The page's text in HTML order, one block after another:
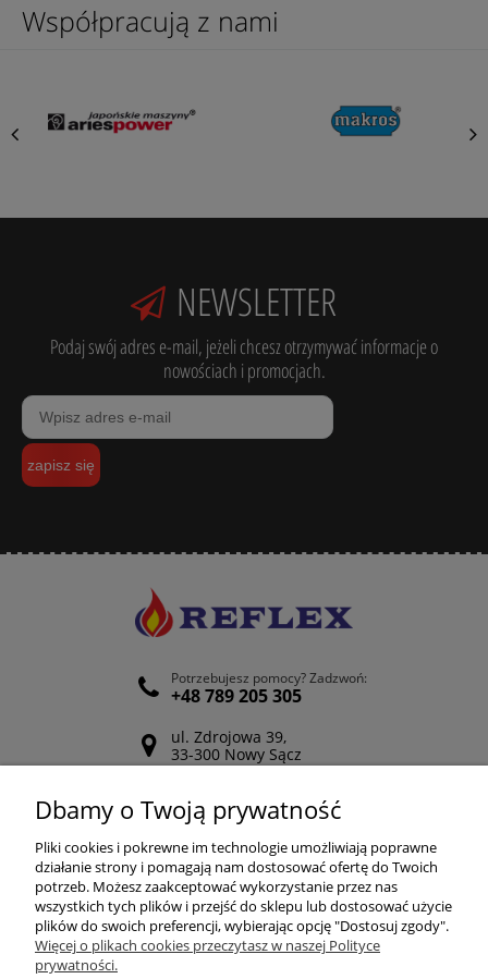
Współpracują z nami
NEWSLETTER
Podaj swój adres e-mail, jeżeli chcesz otrzymywać informacje o
nowościach i promocjach.
zapisz się
Potrzebujesz pomocy? Zadzwoń:
+48 789 205 305
ul. Zdrojowa 39,
33-300 Nowy Sącz
Odwiedź nasz Facebook
POMOC
ZAKUPY
Dbamy o Twoją prywatność
Pliki cookies i pokrewne im technologie umożliwiają poprawne
działanie strony i pomagają nam dostosować ofertę do Twoich
potrzeb. Możesz zaakceptować wykorzystanie przez nas
wszystkich tych plików i przejść do sklepu lub dostosować użycie
plików do swoich preferencji, wybierając opcję "Dostosuj zgody".
Więcej o plikach cookies przeczytasz w naszej Polityce
prywatności.